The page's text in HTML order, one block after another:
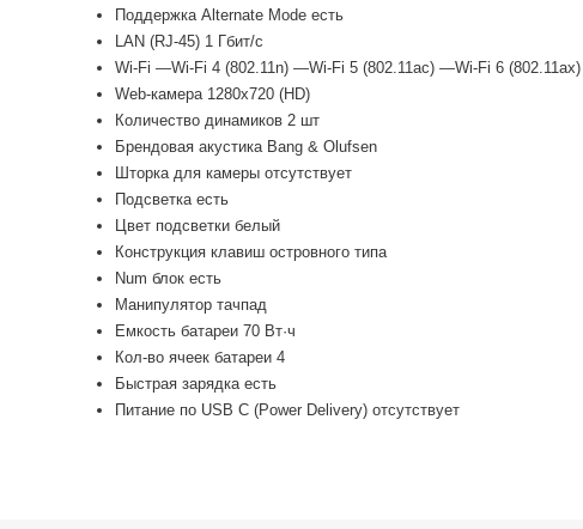
Поддержка Alternate Mode есть
LAN (RJ-45) 1 Гбит/с
Wi-Fi —Wi-Fi 4 (802.11n) —Wi-Fi 5 (802.11ac) —Wi-Fi 6
Web-камера 1280x720 (HD)
Количество динамиков 2 шт
Брендовая акустика Bang & Olufsen
Шторка для камеры отсутствует
Подсветка есть
Цвет подсветки белый
Конструкция клавиш островного типа
Num блок есть
Манипулятор тачпад
Емкость батареи 70 Вт·ч
Кол-во ячеек батареи 4
Быстрая зарядка есть
Питание по USB C (Power Delivery) отсутствует